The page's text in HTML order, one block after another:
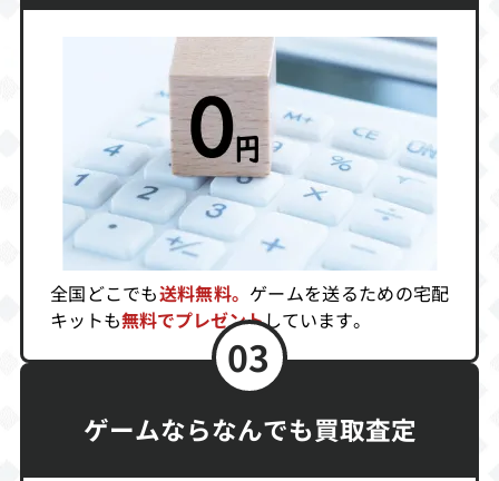
買取価格
5,500
の珍道中
買取価格
5,500
ディジャブ1＆2
買取価格
5,500
T2 ザ・アーケー
ドゲーム
買取価格
5,340
ティーンエー
ジ・ミュータン
ト・ニンジャ・
タートルズ3
買取価格
アダムスファミ
全国どこでも送料無料。 ゲームを送るための宅配
キットも無料でプレゼントしています。
03
ゲームならなんでも買取査定